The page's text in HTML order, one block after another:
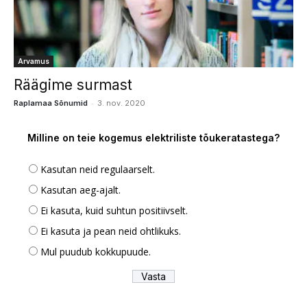
Arvamus
Räägime surmast
Raplamaa Sõnumid - 3. nov. 2020
Milline on teie kogemus elektriliste tõukeratastega?
Kasutan neid regulaarselt.
Kasutan aeg-ajalt.
Ei kasuta, kuid suhtun positiivselt.
Ei kasuta ja pean neid ohtlikuks.
Mul puudub kokkupuude.